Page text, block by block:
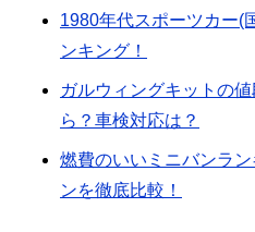
1980年代スポーツカー(
ンキング！
ガルウィングキットの
ら？車検対応は？
燃費のいいミニバンラ
ンを徹底比較！